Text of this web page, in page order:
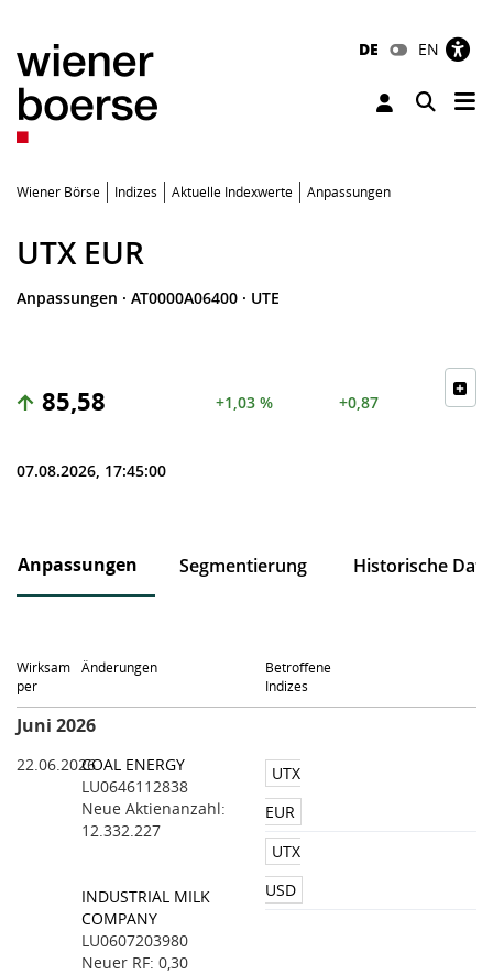
DE EN
Toggle
Wiener Börse Indizes Aktuelle Indexwerte Anpassungen
UTX EUR
Anpassungen · AT0000A06400 · UTE
85,58 +1,03 % +0,87
07.08.2026, 17:45:00
Anpassungen Segmentierung Historische
Wirksam
per
Änderungen
Betroffene
Indizes
Juni 2026
22.06.2026COAL ENERGY
LU0646112838
Neue Aktienanzahl:
12.332.227
INDUSTRIAL MILK
COMPANY
LU0607203980
Neuer RF: 0,30
UTX
EUR
UTX
USD